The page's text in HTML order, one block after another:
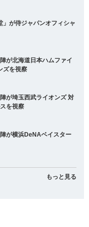
」が侍ジャパンオフィシャ
が北海道日本ハムファイ
ズを視察
が埼玉西武ライオンズ 対
を視察
が横浜DeNAベイスター
もっと見る